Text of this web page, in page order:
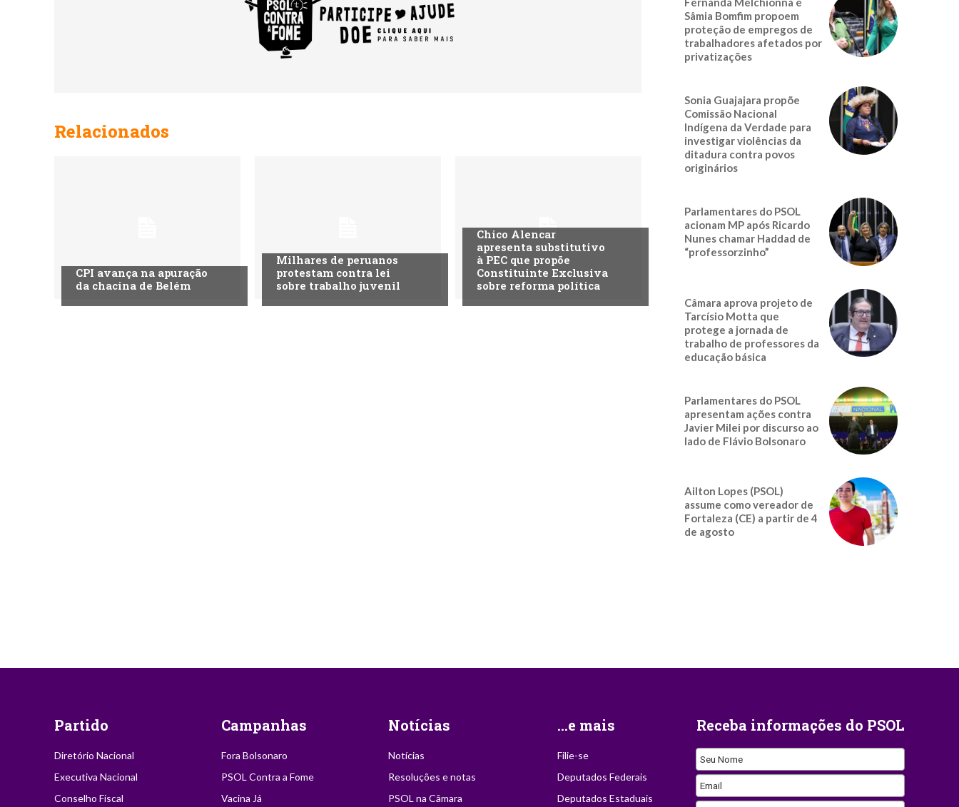
Relacionados
CPI avança na apuração
da chacina de Belém
Milhares de peruanos
protestam contra lei
sobre trabalho juvenil
Chico Alencar
apresenta substitutivo
à PEC que propõe
Constituinte Exclusiva
sobre reforma política
Sâmia Bomfim propoem
proteção de empregos de
trabalhadores afetados por
privatizações
Sonia Guajajara propõe
Comissão Nacional
Indígena da Verdade para
investigar violências da
ditadura contra povos
originários
Parlamentares do PSOL
acionam MP após Ricardo
Nunes chamar Haddad de
“professorzinho”
Câmara aprova projeto de
Tarcísio Motta que
protege a jornada de
trabalho de professores da
educação básica
Parlamentares do PSOL
apresentam ações contra
Javier Milei por discurso ao
lado de Flávio Bolsonaro
Ailton Lopes (PSOL)
assume como vereador de
Fortaleza (CE) a partir de 4
de agosto
Partido
Diretório Nacional
Executiva Nacional
Conselho Fiscal
Campanhas
Fora Bolsonaro
PSOL Contra a Fome
Vacina Já
Notícias
Notícias
Resoluções e notas
PSOL na Câmara
...e mais
Filie-se
Deputados Federais
Deputados Estaduais
Receba informações do PSOL
Seu Nome
Email